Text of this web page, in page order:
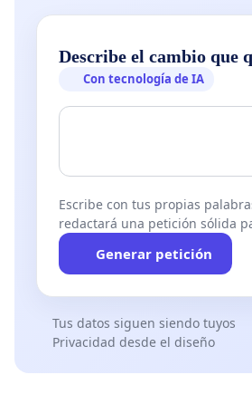
Describe el cambio que
Con tecnología de IA
Escribe con tus propias
redactará una petición sólida
Generar petición
Tus datos siguen siendo tuyos
Privacidad desde el diseño